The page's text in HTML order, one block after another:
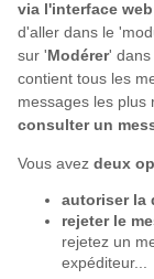
via l'interface
d'aller dans le
sur ' Modérer' dans
contient tous les
messages les plus
consulter un
Vous avez deux
autoriser la
rejeter le
rejetez un
expéditeur...